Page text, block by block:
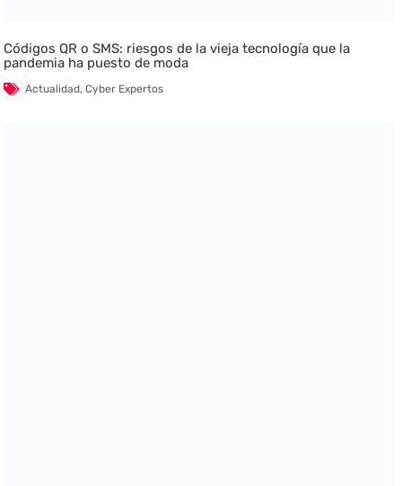
Códigos QR o SMS: riesgos de la vieja tecnología que la
pandemia ha puesto de moda
Actualidad,Cyber Expertos